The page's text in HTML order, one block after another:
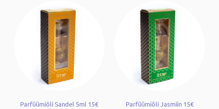
Parfüümiõli Sandel 5ml 15€ Parfüümiõli Jasmiin 15€